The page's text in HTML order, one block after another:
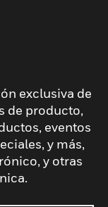
exclusiva de
de producto,
eventos
y más,
y otras